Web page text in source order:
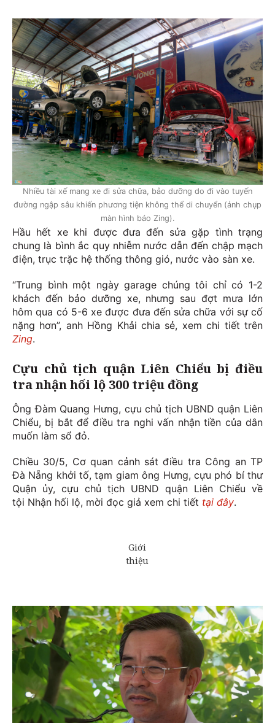
Nhiều tài xế mang xe đi sửa chữa, bảo dưỡng do đi vào tuyến
đường ngập sâu khiến phương tiện không thể di chuyển (ảnh chụp
màn hình báo Zing).
Hầu hết xe khi được đưa đến sửa gặp tình trạng
chung là bình ắc quy nhiễm nước dẫn đến chập mạch
điện, trục trặc hệ thống thông gió, nước vào sàn xe.
“Trung bình một ngày garage chúng tôi chỉ có 1-2
khách đến bảo dưỡng xe, nhưng sau đợt mưa lớn
hôm qua có 5-6 xe được đưa đến sửa chữa với sự cố
nặng hơn”, anh Hồng Khải chia sẻ, xem chi tiết trên
Zing.
Cựu chủ tịch quận Liên Chiểu bị điều
tra nhận hối lộ 300 triệu đồng
Ông Đàm Quang Hưng, cựu chủ tịch UBND quận Liên
Chiểu, bị bắt để điều tra nghi vấn nhận tiền của dân
muốn làm sổ đỏ.
Chiều 30/5, Cơ quan cảnh sát điều tra Công an TP
Đà Nẵng khởi tố, tạm giam ông Hưng, cựu phó bí thư
Quận ủy, cựu chủ tịch UBND quận Liên Chiểu về
tội Nhận hối lộ, mời đọc giả xem chi tiết tại đây.